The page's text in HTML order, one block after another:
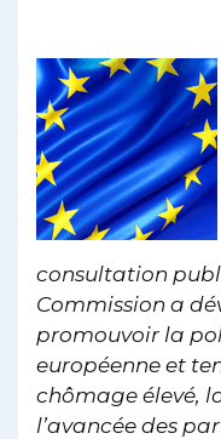
consultation
Commission a
promouvoir la
européenne et
chômage élevé,
l’avancée des